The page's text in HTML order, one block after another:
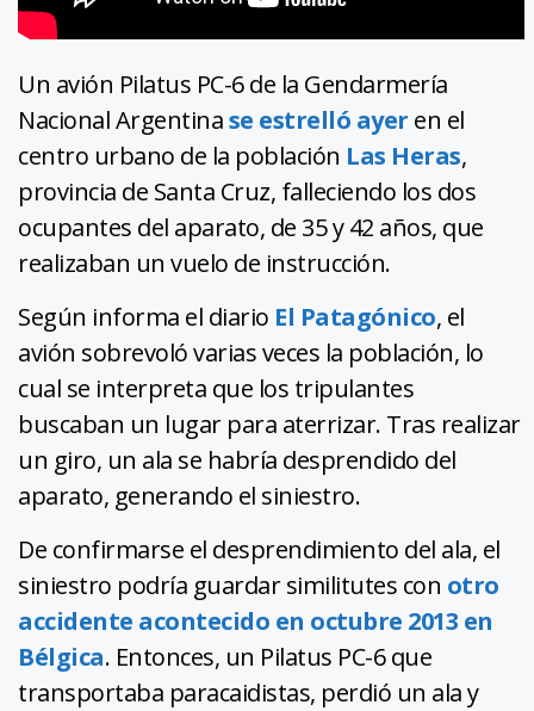
Un avión Pilatus PC-6 de la Gendarmería
Nacional Argentinase estrelló ayer en el
centro urbano de la población Las Heras,
provincia de Santa Cruz, falleciendo los dos
ocupantes del aparato, de 35 y 42 años, que
realizaban un vuelo de instrucción.
Según informa el diario El Patagónico, el
avión sobrevoló varias veces la población, lo
cual se interpreta que los tripulantes
buscaban un lugar para aterrizar. Tras realizar
un giro, un ala se habría desprendido del
aparato, generando el siniestro.
De confirmarse el desprendimiento del ala, el
siniestro podría guardar similitutes con otro
accidente acontecido en octubre 2013 en
Bélgica. Entonces, un Pilatus PC-6 que
transportaba paracaidistas, perdió un ala y